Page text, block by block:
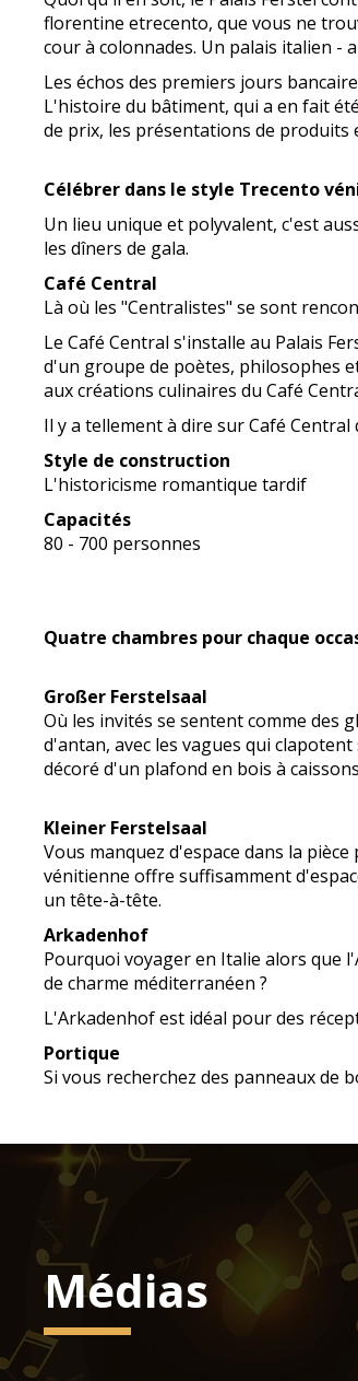
florentine etrecento, que vous ne
cour à colonnades. Un palais italien
Les échos des premiers jours
L'histoire du bâtiment, qui a en fait
de prix, les présentations de produits
Célébrer dans le style Trecento
Un lieu unique et polyvalent, c'est
les dîners de gala.
Café Central
Là où les "Centralistes" se sont
Le Café Central s'installe au Palais
d'un groupe de poètes, philosophes
aux créations culinaires du Café
Il y a tellement à dire sur Café
Style de construction
L'historicisme romantique tardif
Capacités
80 - 700 personnes
Quatre chambres pour chaque
Großer Ferstelsaal
Où les invités se sentent comme
d'antan, avec les vagues qui
décoré d'un plafond en bois à
Kleiner Ferstelsaal
Vous manquez d'espace dans la
vénitienne offre suffisamment
un tête-à-tête.
Arkadenhof
Pourquoi voyager en Italie alors que
de charme méditerranéen ?
L'Arkadenhof est idéal pour des
Portique
Si vous recherchez des panneaux de
Médias